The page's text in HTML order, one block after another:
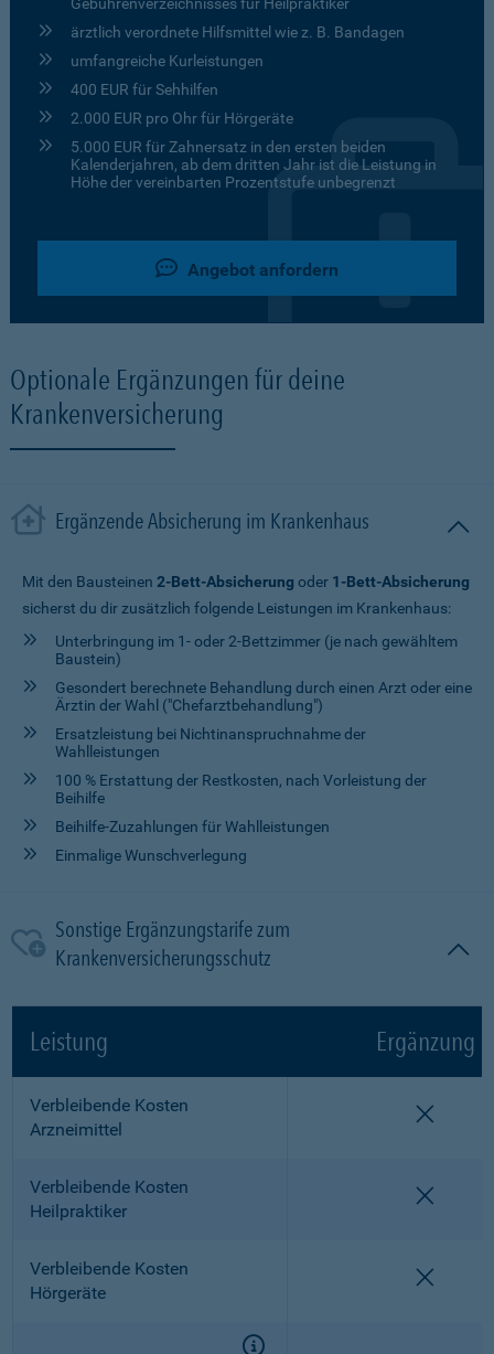
ärztlich verordnete Hilfsmittel wie z. B. Bandagen
umfangreiche Kurleistungen
400 EUR für Sehhilfen
2.000 EUR pro Ohr für Hörgeräte
5.000 EUR für Zahnersatz in den ersten beiden
Kalenderjahren, ab dem dritten Jahr ist die Leistung in
Höhe der vereinbarten Prozentstufe unbegrenzt
Angebot anfordern
Optionale Ergänzungen für deine
Krankenversicherung
Ergänzende Absicherung im Krankenhaus
Mit den Bausteinen 2-Bett-Absicherung oder 1-Bett-Absicherung
sicherst du dir zusätzlich folgende Leistungen im Krankenhaus:
Unterbringung im 1- oder 2-Bettzimmer (je nach gewähltem
Baustein)
Gesondert berechnete Behandlung durch einen Arzt oder eine
Ärztin der Wahl ("Chefarztbehandlung")
Ersatzleistung bei Nichtinanspruchnahme der
Wahlleistungen
100 % Erstattung der Restkosten, nach Vorleistung der
Beihilfe
Beihilfe-Zuzahlungen für Wahlleistungen
Einmalige Wunschverlegung
Sonstige Ergänzungstarife zum
Krankenversicherungsschutz
Leistung Ergänzung
Verbleibende Kosten
Arzneimittel
Verbleibende Kosten
Heilpraktiker
Verbleibende Kosten
Hörgeräte